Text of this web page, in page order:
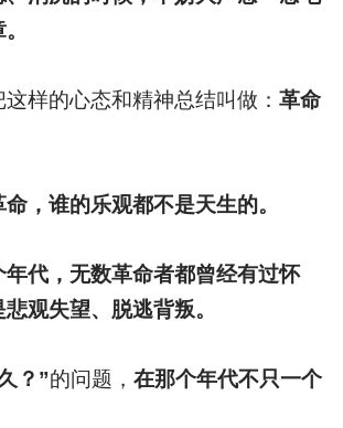
样的心态和精神总结叫做： 革命
，谁的乐观都不是天生的。
代，无数革命者都曾经有过怀
观失望、脱逃背叛。
？”的问题， 在那个年代不只一个